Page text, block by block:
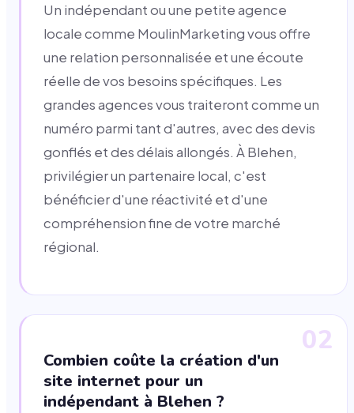
Un indépendant ou une petite agence
locale comme MoulinMarketing vous offre
une relation personnalisée et une écoute
réelle de vos besoins spécifiques. Les
grandes agences vous traiteront comme un
numéro parmi tant d'autres, avec des devis
gonflés et des délais allongés. À Blehen,
privilégier un partenaire local, c'est
bénéficier d'une réactivité et d'une
compréhension fine de votre marché
régional.
02
Combien coûte la création d'un
site internet pour un
indépendant à Blehen ?